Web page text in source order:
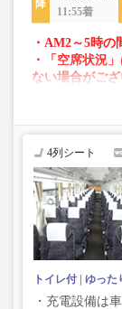
11:55着
・AM2～5時の
・「空席状況
ない場合がござ
・車両は予告
で、あらかじ
4列シート
トイレ付 ゆった
・充電設備は